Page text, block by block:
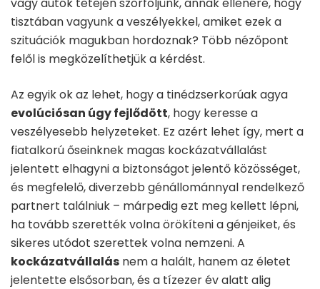
tisztában vagyunk a veszélyekkel, amiket ezek a
szituációk magukban hordoznak? Több nézőpont
felől is megközelíthetjük a kérdést.
Az egyik ok az lehet, hogy a tinédzserkorúak agya
evolúciósan úgy fejlődött, hogy keresse a
veszélyesebb helyzeteket. Ez azért lehet így, mert a
fiatalkorú őseinknek magas kockázatvállalást
jelentett elhagyni a biztonságot jelentő közösséget,
és megfelelő, diverzebb génállománnyal rendelkező
partnert találniuk – márpedig ezt meg kellett lépni,
ha tovább szerették volna örökíteni a génjeiket, és
sikeres utódot szerettek volna nemzeni. A
kockázatvállalás nem a halált, hanem az életet
jelentette elsősorban, és a tízezer év alatt alig